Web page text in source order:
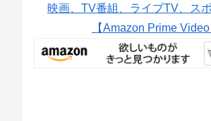
映画、TV番組、ライブTV、ス
【Amazon Prime Video